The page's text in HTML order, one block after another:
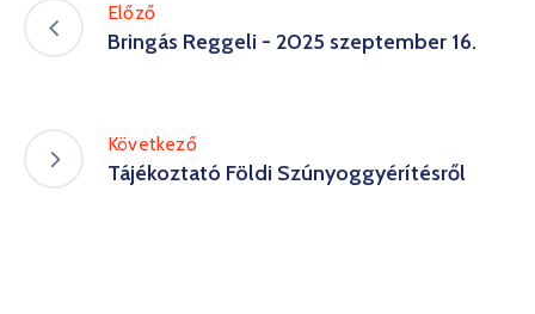
Előző
Bringás Reggeli - 2025 szeptember 16.
Következő
Tájékoztató Földi Szúnyoggyérítésről